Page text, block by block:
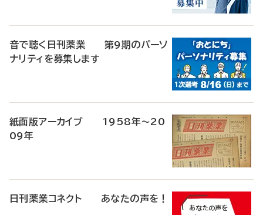
音で聴く日刊薬業 第9期のパーソ
ナリティを募集します
紙面版アーカイブ 1958年～20
09年
日刊薬業コネクト あなたの声を！